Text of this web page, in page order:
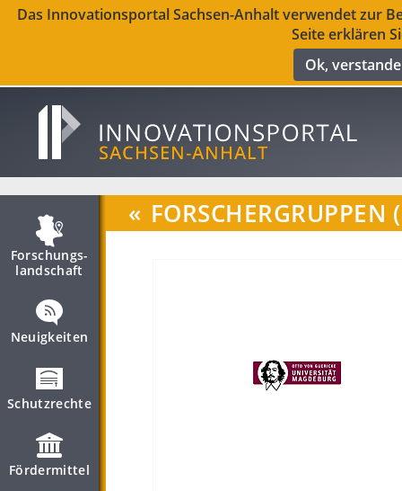
Das Innovationsportal Sachsen-Anhalt verwendet zur
Seite erklären
Ok,
Forschungs­
landschaft
Neuigkeiten
Schutzrechte
Fördermittel
« FORSCHERGRUPPEN